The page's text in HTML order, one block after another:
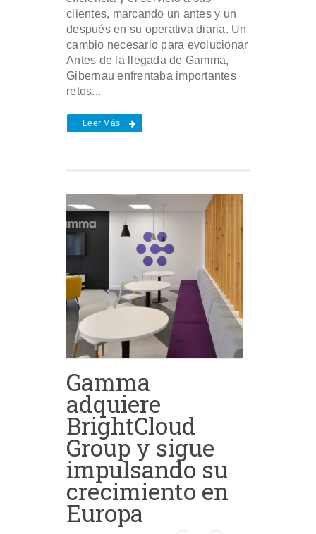
clientes, marcando un antes y un
después en su operativa diaria. Un
cambio necesario para evolucionar
Antes de la llegada de Gamma,
Gibernau enfrentaba importantes
retos...
Leer Más
Gamma
adquiere
BrightCloud
Group y sigue
impulsando su
crecimiento en
Europa